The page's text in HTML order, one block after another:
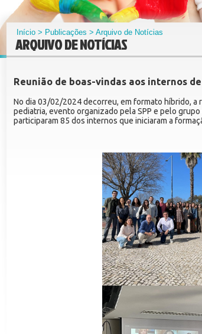
Início > Publicações > Arquivo de Notícias
ARQUIVO DE NOTÍCIAS
Reunião de boas-vindas aos internos
No dia 03/02/2024 decorreu, em formato híbrido, a
pediatria, evento organizado pela SPP e pelo grupo
participaram 85 dos internos que iniciaram a